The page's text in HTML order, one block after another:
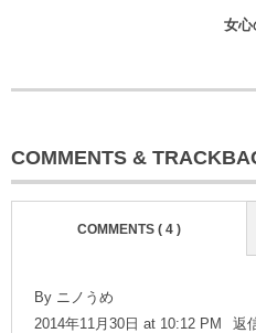
女心
COMMENTS &
COMMENTS ( 4 )
By ニノうめ
2014年11月30日 at 10:12 PM
返